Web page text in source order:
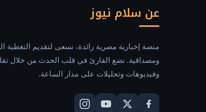
عن سلام نيوز
منصة إخبارية مصرية رائدة، نسعى لتقديم التغطية
ومصداقية. نضع القارئ في قلب الحدث من خلال
وفيديوهات وتحليلات على مدار الساعة.